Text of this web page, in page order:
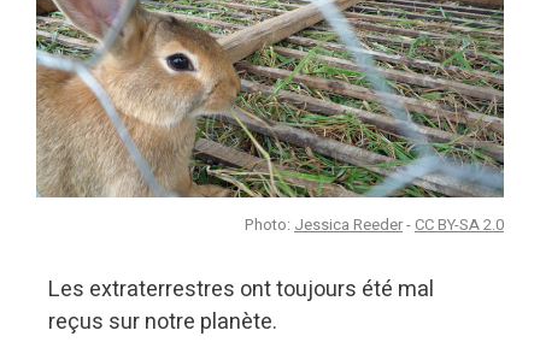
Photo: Jessica Reeder- CC BY-SA 2.0
Les extraterrestres ont toujours été mal
reçus sur notre planète.